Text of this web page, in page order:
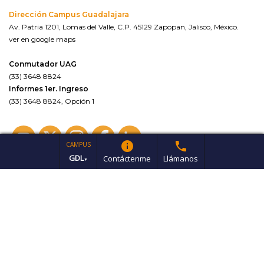
CAMPUS
GDL▼
info
Contáctenme
phone
Llámanos
Dirección Campus Guadalajara
Av. Patria 1201, Lomas del Valle, C.P. 45129 Zapopan, Jalisco, México.
ver en google maps
Conmutador UAG
(33) 3648 8824
Informes 1er. Ingreso
(33) 3648 8824, Opción 1